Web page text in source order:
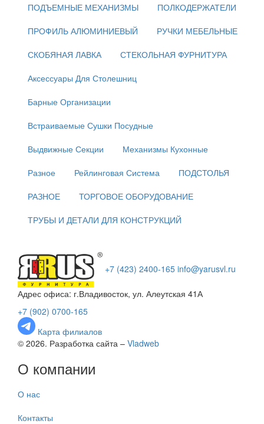
ПОДЪЕМНЫЕ МЕХАНИЗМЫ
ПОЛКОДЕРЖАТЕЛИ
ПРОФИЛЬ АЛЮМИНИЕВЫЙ
РУЧКИ МЕБЕЛЬНЫЕ
СКОБЯНАЯ ЛАВКА
СТЕКОЛЬНАЯ ФУРНИТУРА
Аксессуары Для Столешниц
Барные Организации
Встраиваемые Сушки Посудные
Выдвижные Секции
Механизмы Кухонные
Разное
Рейлинговая Система
ПОДСТОЛЬЯ
РАЗНОЕ
ТОРГОВОЕ ОБОРУДОВАНИЕ
ТРУБЫ И ДЕТАЛИ ДЛЯ КОНСТРУКЦИЙ
+7 (423) 2400-165 info@yarusvl.ru
Адрес офиса: г.Владивосток, ул. Алеутская 41А
+7 (902) 0700-165
Карта филиалов
© 2026. Разработка сайта – Vladweb
О компании
О нас
Контакты